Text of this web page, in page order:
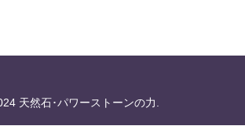
天然石･パワーストーンの力.